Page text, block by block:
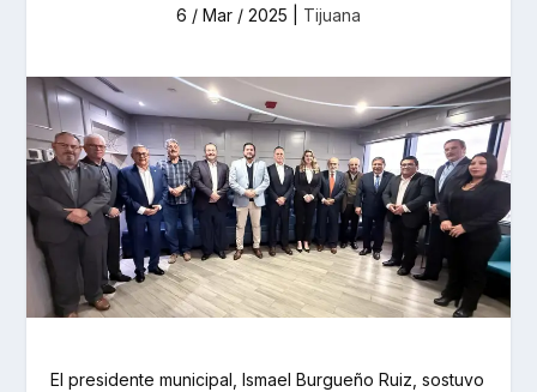
6 / Mar / 2025 Tijuana
El presidente municipal, Ismael Burgueño Ruiz, sostuvo